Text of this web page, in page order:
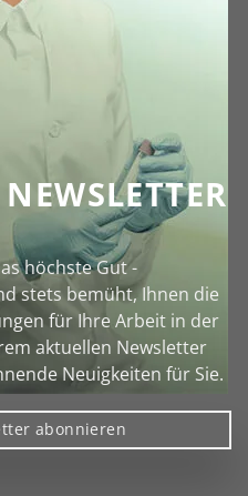
höchste Gut -
stets bemüht, Ihnen die
für Ihre Arbeit in der
aktuellen Newsletter
Neuigkeiten für Sie.
abonnieren